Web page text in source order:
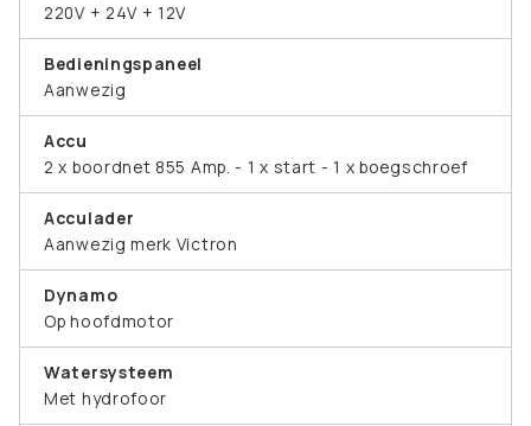
220V + 24V + 12V
Bedieningspaneel
Aanwezig
Accu
2 x boordnet 855 Amp. - 1 x start - 1 x boegschroef
Acculader
Aanwezig merk Victron
Dynamo
Op hoofdmotor
Watersysteem
Met hydrofoor